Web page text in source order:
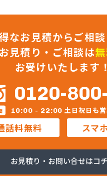
パンガス株式会社 上田支店
パンガス株式会社 長野営
ガスエネパート日本ガス工事
ガス株式会社 佐久営業所
プロパン販売有限会社
パン
商店
パン
ソシア株式会社 長野営業所
限会社
なお見積からご相談
お見積り・ご相談は
お受けいたします！
0120-
10:00 - 22:00 土日祝日も
話料無料 スマ
お見積り・お問い合せはコ